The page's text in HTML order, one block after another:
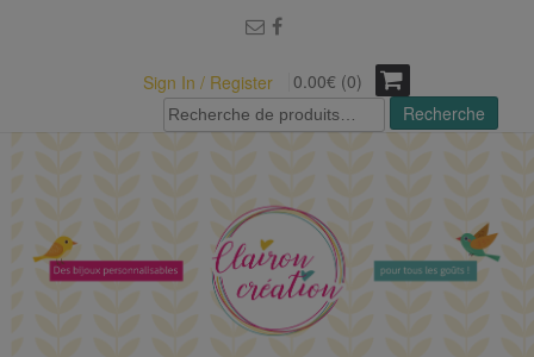
Sign In / Register
0.00€ (0)
Recherche
pour :
Recherche